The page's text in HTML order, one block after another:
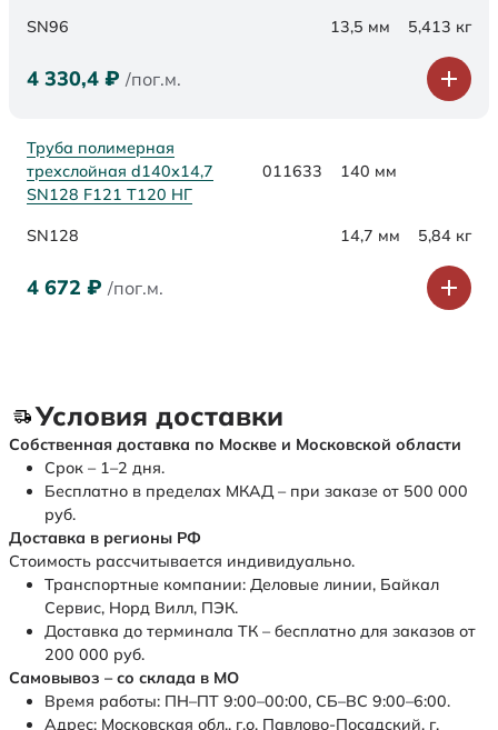
SN96 13,5 мм 5,413 кг
4 330,4 ₽ /пог.м.
Труба полимерная
трехслойная d140х14,7
SN128 F121 Т120 НГ
011633 140 мм
SN128 14,7 мм 5,84 кг
4 672 ₽ /пог.м.
Условия доставки
Собственная доставка по Москве и Московской области
Срок – 1–2 дня.
Бесплатно в пределах МКАД – при заказе от 500 000
руб.
Доставка в регионы РФ
Стоимость рассчитывается индивидуально.
Транспортные компании: Деловые линии, Байкал
Сервис, Норд Вилл, ПЭК.
Доставка до терминала ТК – бесплатно для заказов от
200 000 руб.
Самовывоз – со склада в МО
Время работы: ПН–ПТ 9:00–00:00, СБ–ВС 9:00–6:00.
Адрес: Московская обл., г.о. Павлово-Посадский, г.